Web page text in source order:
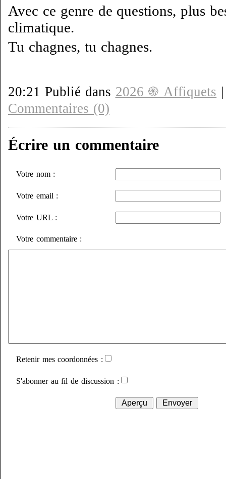
Avec ce genre de questions, plus
climatique.
Tu chagnes, tu chagnes.
20:21 Publié dans 2026 ֍ Affiquets
Commentaires (0)
Écrire un commentaire
Votre nom :
Votre email :
Votre URL :
Votre commentaire :
Retenir mes coordonnées :
S'abonner au fil de discussion :